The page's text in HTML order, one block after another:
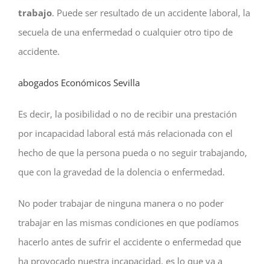
trabajo. Puede ser resultado de un accidente laboral, la
secuela de una enfermedad o cualquier otro tipo de
accidente.
abogados Económicos Sevilla
Es decir, la posibilidad o no de recibir una prestación
por incapacidad laboral está más relacionada con el
hecho de que la persona pueda o no seguir trabajando,
que con la gravedad de la dolencia o enfermedad.
No poder trabajar de ninguna manera o no poder
trabajar en las mismas condiciones en que podíamos
hacerlo antes de sufrir el accidente o enfermedad que
ha provocado nuestra incapacidad, es lo que va a